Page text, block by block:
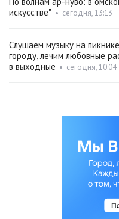
искусстве" • сегодня, 13:13
Слушаем музыку на
городу, лечим любовные
в выходные • сегодня, 10:04